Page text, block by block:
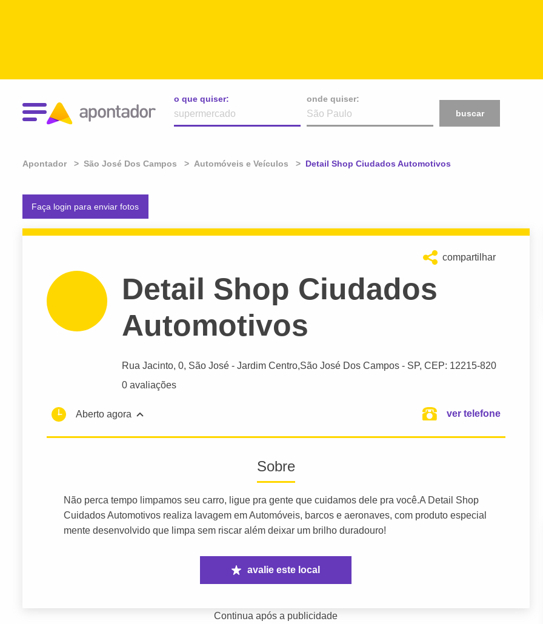
o que quiser:
onde quiser:
buscar
Apontador São José Dos Campos Automóveis e Veículos Atual:
Detail Shop Ciudados Automotivos
Faça login para enviar fotos
compartilhar
Detail Shop Ciudados
Automotivos
Rua Jacinto, 0, São José - Jardim Centro,São José Dos Campos - SP, CEP: 12215-820
0 avaliações
Aberto agora ver telefone
Sobre
Não perca tempo limpamos seu carro, ligue pra gente que cuidamos dele pra você.A Detail Shop
Cuidados Automotivos realiza lavagem em Automóveis, barcos e aeronaves, com produto especial
mente desenvolvido que limpa sem riscar além deixar um brilho duradouro!
avalie este local
Continua após a publicidade